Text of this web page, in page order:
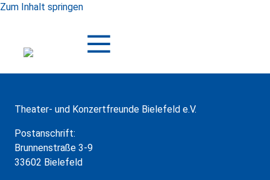
Zum Inhalt springen
Theater- und Konzertfreunde Bielefeld e.V.
Postanschrift:
Brunnenstraße 3-9
33602 Bielefeld